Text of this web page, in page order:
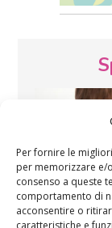
Per fornire le
per memorizzare e/
consenso a queste
comportamento di
acconsentire o
caratteristiche e